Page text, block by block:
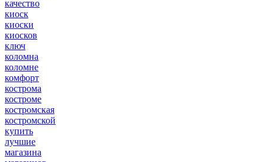
качество
киоск
киоски
киосков
ключ
коломна
коломне
комфорт
кострома
костроме
костромская
костромской
купить
лучшие
магазина